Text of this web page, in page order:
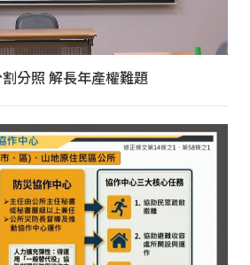
分照 解長年產權難題